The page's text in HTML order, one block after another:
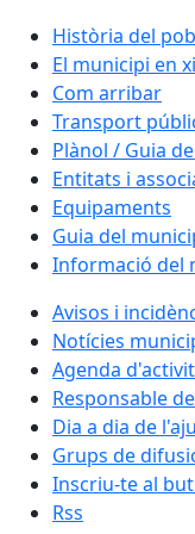
Història del
El municipi en
Com arribar
Transport
Plànol / Guia
Entitats i
Equipaments
Guia del
Informació del
Avisos i
Notícies
Agenda
Responsable
Dia a dia de
Grups de
Inscriu-te al
Rss